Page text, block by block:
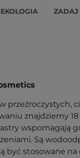
EKOLOGIA ZADAJ
przeźroczystych,
znajdziemy
wspomagają
Są
być stosowane na